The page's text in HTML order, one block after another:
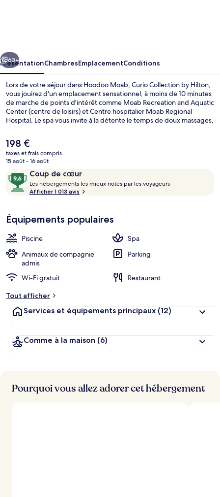
by
Hilton
Suivant
63+
PrésentationChambresEmplacementConditions
Lors de votre séjour dans Hoodoo Moab, Curio Collection by Hilton,
vous jouirez d'un emplacement sensationnel, à moins de 10 minutes
de marche de points d'intérêt comme Moab Recreation and Aquatic
Center (centre de loisirs) et Centre hospitalier Moab Regional
Hospital. Le spa vous invite à la détente le temps de doux massages,
L'établissement Josie Wyatt's prend soin aussi de vous à l'heure du
petit déjeuner, du déjeuner et du dîner. Cet hôtel de luxe vous fait
également profiter d'une piscine extérieure, d'un bar en bord de
piscine et d'une salle de fitness. Les autres voyageurs adorent le
personnel attentionné et l'emplacement.
Le
prix
actuel
de
198 €.
198 €
taxes et frais compris
15 août - 16 août
Avis
voyageurs
Coup de cœur
9,6
sur
10,
cœur
Les hébergements les mieux notés par les voyageurs
t
l
e
u
Afficher 1 013 avis
Équipements populaires
Piscine
Spa
Animaux de compagnie
admis
Parking
Wi-Fi gratuit
Restaurant
Tout afficher
Services et équipements principaux (12)
Comme à la maison (6)
Pourquoi vous allez adorer cet hébergement